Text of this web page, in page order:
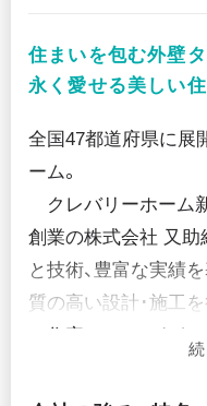
住まいを包む外壁
永く愛せる美しい
全国47都道府県に展
ーム。
クレバリーホーム
創業の株式会社 又助
と技術、豊富な実績
質の高い設計･施工を
住宅メーカーなら
やアフターフォロー